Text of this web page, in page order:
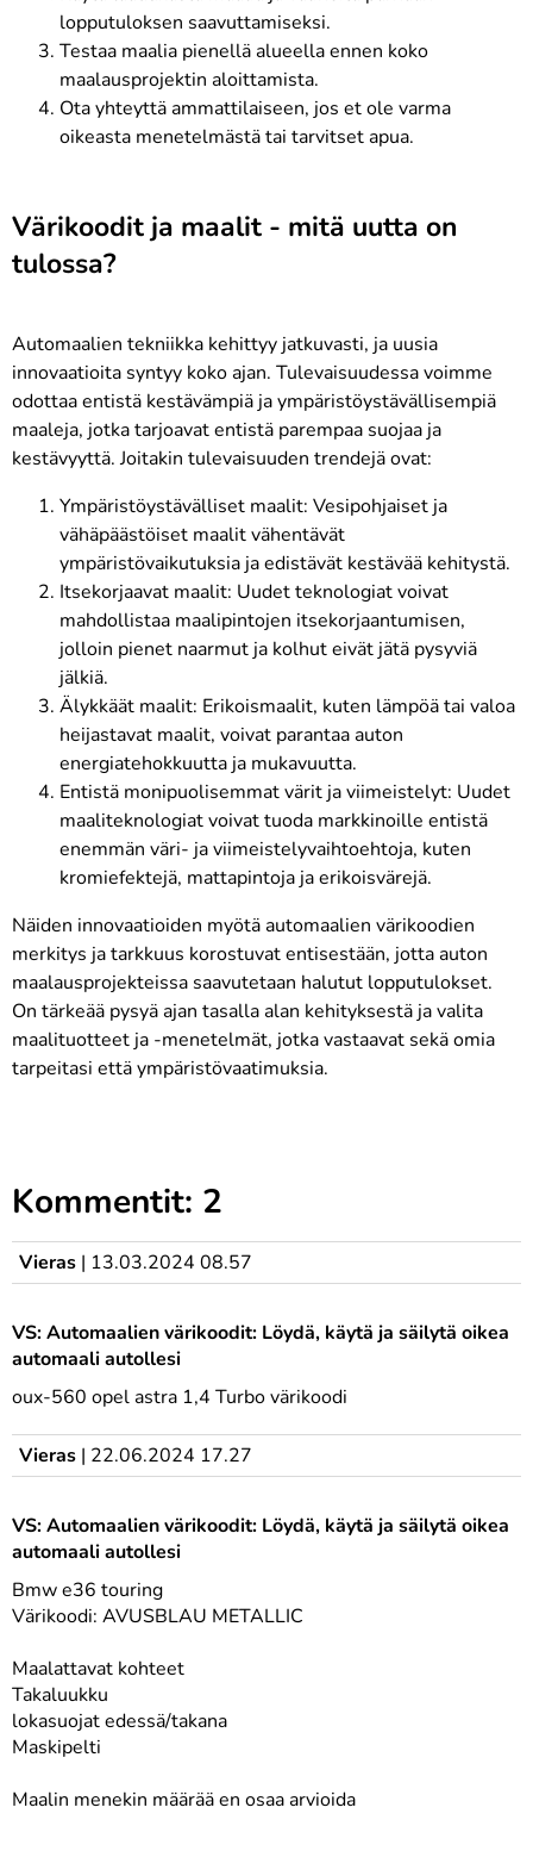
lopputuloksen saavuttamiseksi.
Testaa maalia pienellä alueella ennen koko
maalausprojektin aloittamista.
Ota yhteyttä ammattilaiseen, jos et ole varma
oikeasta menetelmästä tai tarvitset apua.
Värikoodit ja maalit - mitä uutta on
tulossa?
Automaalien tekniikka kehittyy jatkuvasti, ja uusia
innovaatioita syntyy koko ajan. Tulevaisuudessa voimme
odottaa entistä kestävämpiä ja ympäristöystävällisempiä
maaleja, jotka tarjoavat entistä parempaa suojaa ja
kestävyyttä. Joitakin tulevaisuuden trendejä ovat:
Ympäristöystävälliset maalit: Vesipohjaiset ja
vähäpäästöiset maalit vähentävät
ympäristövaikutuksia ja edistävät kestävää kehitystä.
Itsekorjaavat maalit: Uudet teknologiat voivat
mahdollistaa maalipintojen itsekorjaantumisen,
jolloin pienet naarmut ja kolhut eivät jätä pysyviä
jälkiä.
Älykkäät maalit: Erikoismaalit, kuten lämpöä tai valoa
heijastavat maalit, voivat parantaa auton
energiatehokkuutta ja mukavuutta.
Entistä monipuolisemmat värit ja viimeistelyt: Uudet
maaliteknologiat voivat tuoda markkinoille entistä
enemmän väri- ja viimeistelyvaihtoehtoja, kuten
kromiefektejä, mattapintoja ja erikoisvärejä.
Näiden innovaatioiden myötä automaalien värikoodien
merkitys ja tarkkuus korostuvat entisestään, jotta auton
maalausprojekteissa saavutetaan halutut lopputulokset.
On tärkeää pysyä ajan tasalla alan kehityksestä ja valita
maalituotteet ja -menetelmät, jotka vastaavat sekä omia
tarpeitasi että ympäristövaatimuksia.
Kommentit: 2
Vieras | 13.03.2024 08.57
VS: Automaalien värikoodit: Löydä, käytä ja säilytä oikea
automaali autollesi
oux-560 opel astra 1,4 Turbo värikoodi
Vieras | 22.06.2024 17.27
VS: Automaalien värikoodit: Löydä, käytä ja säilytä oikea
automaali autollesi
Bmw e36 touring
Värikoodi: AVUSBLAU METALLIC
Maalattavat kohteet
Takaluukku
lokasuojat edessä/takana
Maskipelti
Maalin menekin määrää en osaa arvioida